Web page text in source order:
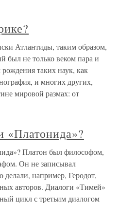
Атлантиды, таким образом,
был не только веком пара и
таких наук, как
и многих других,
мировой размах: от
«Платонида»?
Платон был философом,
Он не записывал
делали, например, Геродот,
авторов. Диалоги «Тимей»
цикл с третьим диалогом